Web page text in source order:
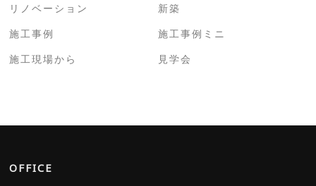
リノベーション
新築
施工事例
施工事例ミニ
施工現場から
見学会
OFFICE